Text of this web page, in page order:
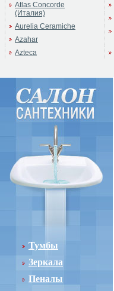
Atlas Concorde
(Италия)
Aurelia Ceramiche
Azahar
Azteca
Тумбы
Зеркала
Пеналы